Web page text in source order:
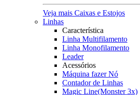
Veja mais Caixas e Estojos
Linhas
Característica
Linha Multifilamento
Linha Monofilamento
Leader
Acessórios
Máquina fazer Nó
Contador de Linhas
Magic Line(Monster 3x)